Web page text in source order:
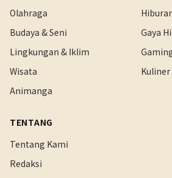
Olahraga
Budaya & Seni
Gaya
Lingkungan & Iklim
Wisata
Kuliner
Animanga
TENTANG
Tentang Kami
Redaksi